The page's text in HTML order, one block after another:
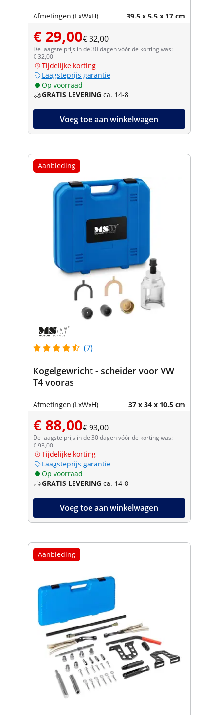
Afmetingen (LxWxH) 39.5 x 5.5 x 17 cm
€ 29,00€ 32,00
De laagste prijs in de 30 dagen vóór de korting was:
€ 32,00
Tijdelijke korting
Laagsteprijs garantie
Op voorraad
GRATIS LEVERING ca. 14-8
Voeg toe aan winkelwagen
Aanbieding
(7)
Kogelgewricht - scheider voor VW
T4 vooras
Afmetingen (LxWxH) 37 x 34 x 10.5 cm
€ 88,00€ 93,00
De laagste prijs in de 30 dagen vóór de korting was:
€ 93,00
Tijdelijke korting
Laagsteprijs garantie
Op voorraad
GRATIS LEVERING ca. 14-8
Voeg toe aan winkelwagen
Aanbieding